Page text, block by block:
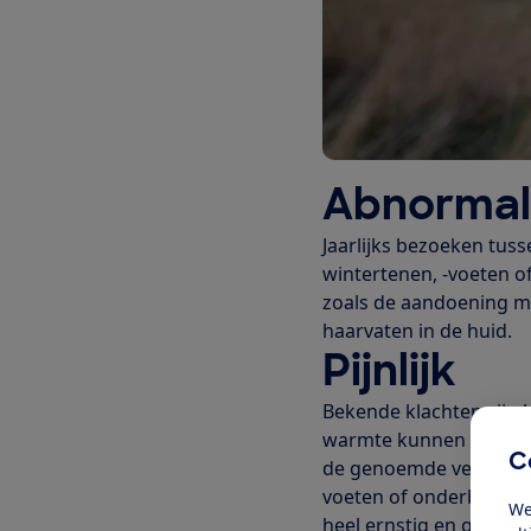
Jaarlĳks bezoeken
wintertenen, -voeten
zoals de aandoening
haarvaten in de huid.
Pijnlijk
Bekende klachten zĳn
warmte kunnen gaan
de genoemde
voeten of onderbenen
heel ernstig en gaat